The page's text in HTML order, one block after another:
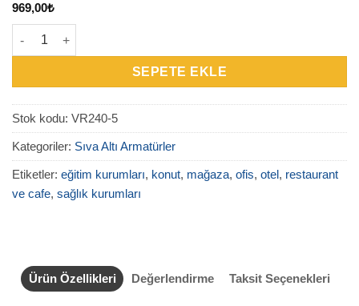
969,00₺
VR240-5 5’li Laser Blade Sıva Altı Armatür adet
SEPETE EKLE
Stok kodu: VR240-5
Kategoriler: Sıva Altı Armatürler
Etiketler: eğitim kurumları, konut, mağaza, ofis, otel, restaurant
ve cafe, sağlık kurumları
Ürün Özellikleri Değerlendirme Taksit Seçenekleri